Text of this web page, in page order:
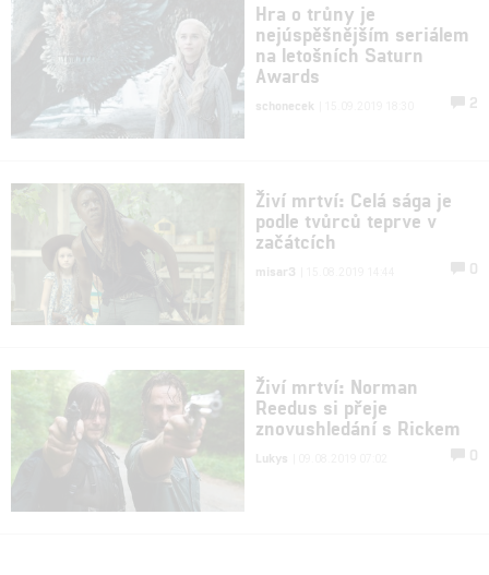
Hra o trůny je
nejúspěšnějším seriálem
na letošních Saturn
Awards
schonecek 2
Živí mrtví: Celá sága je
podle tvůrců teprve v
začátcích
misar3 0
Živí mrtví: Norman
Reedus si přeje
znovushledání s Rickem
Lukys 0